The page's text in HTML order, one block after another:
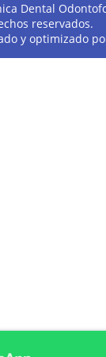
Dental
reservados.
y optimizado